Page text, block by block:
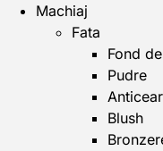
Machiaj
Fata
Fond
Pudre
Blush